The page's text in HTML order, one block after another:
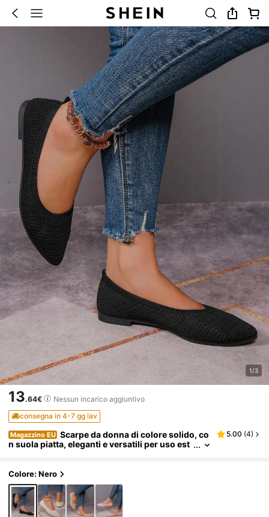
1/3
13.64€
Nessun incarico aggiuntivo
consegna in 4-7 gg lav
Magazzino EU Scarpe da donna di colore solido, co
n suola piatta, eleganti e versatili per uso est
5.00 (4)
Colore: Nero